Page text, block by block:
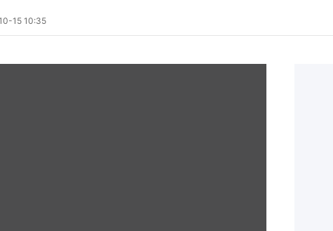
15 10:35